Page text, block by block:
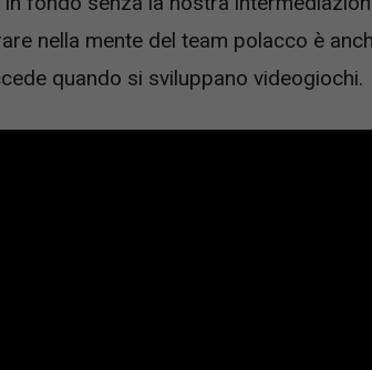
nella mente del team polacco è
quando si sviluppano videogiochi.